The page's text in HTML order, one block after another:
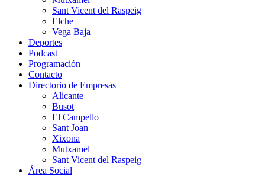
Sant Vicent del Raspeig
Elche
Vega Baja
Deportes
Podcast
Programación
Contacto
Directorio de Empresas
Alicante
Busot
El Campello
Sant Joan
Xixona
Mutxamel
Sant Vicent del Raspeig
Área Social